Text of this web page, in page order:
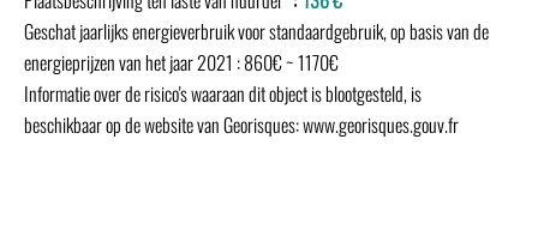
Geschat jaarlijks energieverbruik voor standaardgebruik, op basis van de
energieprijzen van het jaar 2021 : 860€ ~ 1170€
Informatie over de risico's waaraan dit object is blootgesteld, is
beschikbaar op de website van Georisques: www.georisques.gouv.fr